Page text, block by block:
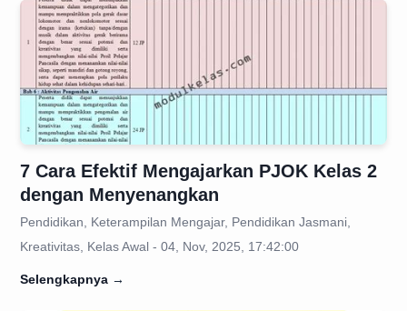
7 Cara Efektif Mengajarkan PJOK Kelas 2
dengan Menyenangkan
Pendidikan, Keterampilan Mengajar, Pendidikan Jasmani,
Kreativitas, Kelas Awal - 04, Nov, 2025, 17:42:00
Selengkapnya →